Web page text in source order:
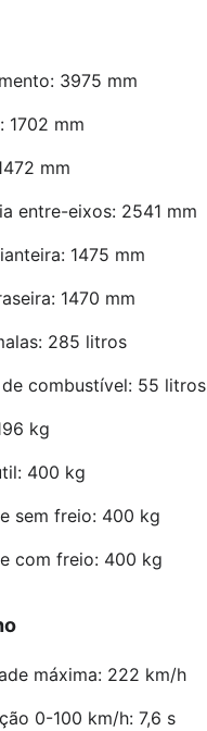
3975 mm
1702 mm
mm
entre-eixos: 2541 mm
1475 mm
1470 mm
285 litros
de combustível: 55 litros
kg
400 kg
sem freio: 400 kg
com freio: 400 kg
máxima: 222 km/h
0-100 km/h: 7,6 s